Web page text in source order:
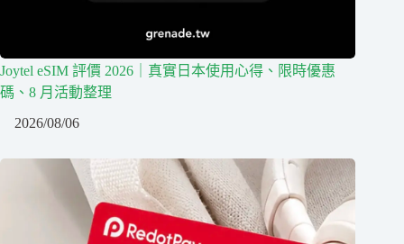
Joytel eSIM 評價 2026｜真實日本使用心得、限時優惠
碼、8 月活動整理
2026/08/06